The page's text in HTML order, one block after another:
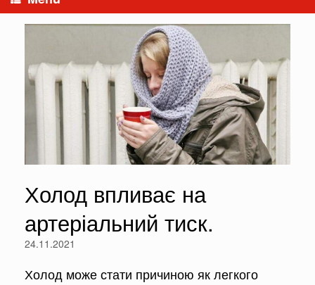
Холод впливає на
артеріальний тиск.
24.11.2021
Холод може стати причиною як легкого